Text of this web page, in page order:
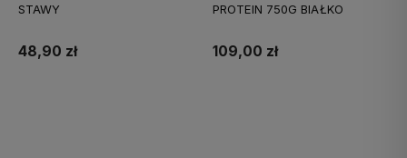
STAWY
48,90 zł
PROTEIN 750G BIAŁKO
109,00 zł